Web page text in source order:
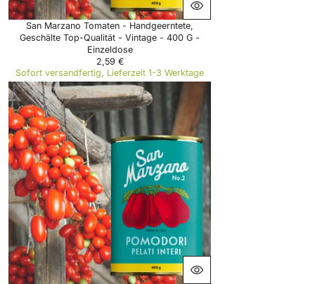
San Marzano Tomaten - Handgeerntete,
Geschälte Top-Qualität - Vintage - 400 G -
Einzeldose
R
E
G
U
L
R
P
R
I
C
E
2
,
5
9
€
2,59 €
Sofort versandfertig, Lieferzeit 1-3 Werktage